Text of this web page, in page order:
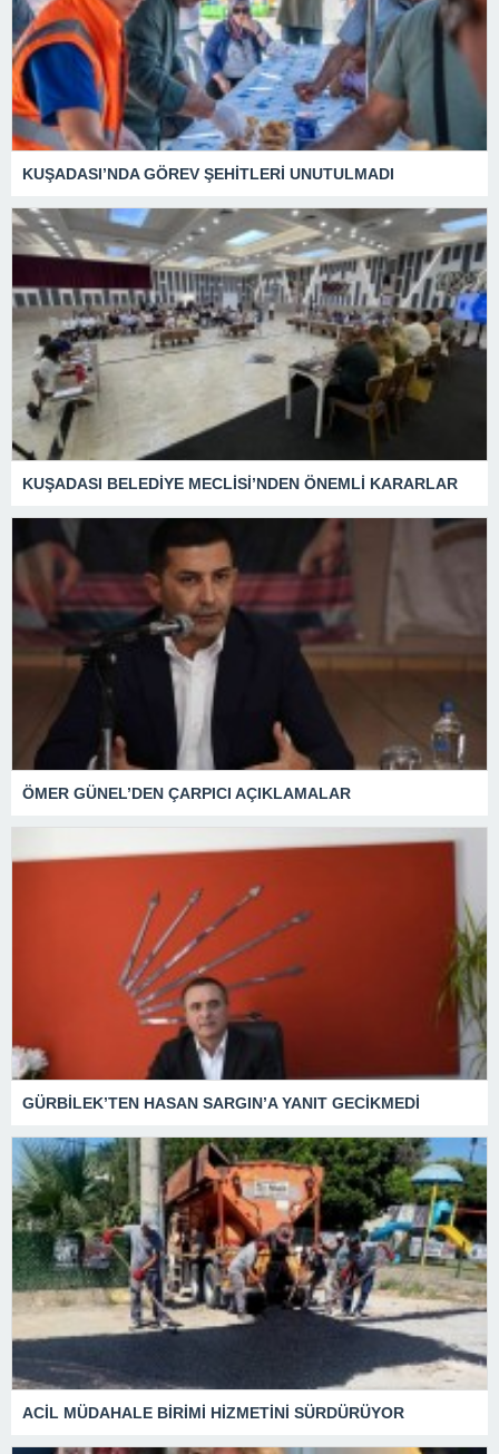
KUŞADASI’NDA GÖREV ŞEHİTLERİ UNUTULMADI
KUŞADASI BELEDİYE MECLİSİ’NDEN ÖNEMLİ KARARLAR
ÖMER GÜNEL’DEN ÇARPICI AÇIKLAMALAR
GÜRBİLEK’TEN HASAN SARGIN’A YANIT GECİKMEDİ
ACİL MÜDAHALE BİRİMİ HİZMETİNİ SÜRDÜRÜYOR